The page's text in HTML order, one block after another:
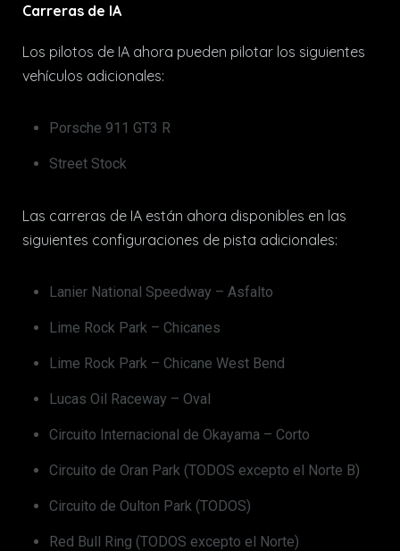
Carreras de IA
Los pilotos de IA ahora pueden pilotar los siguientes
vehículos adicionales:
Porsche 911 GT3 R
Street Stock
Las carreras de IA están ahora disponibles en las
siguientes configuraciones de pista adicionales:
Lanier National Speedway – Asfalto
Lime Rock Park – Chicanes
Lime Rock Park – Chicane West Bend
Lucas Oil Raceway – Oval
Circuito Internacional de Okayama – Corto
Circuito de Oran Park (TODOS excepto el Norte B)
Circuito de Oulton Park (TODOS)
Red Bull Ring (TODOS excepto el Norte)